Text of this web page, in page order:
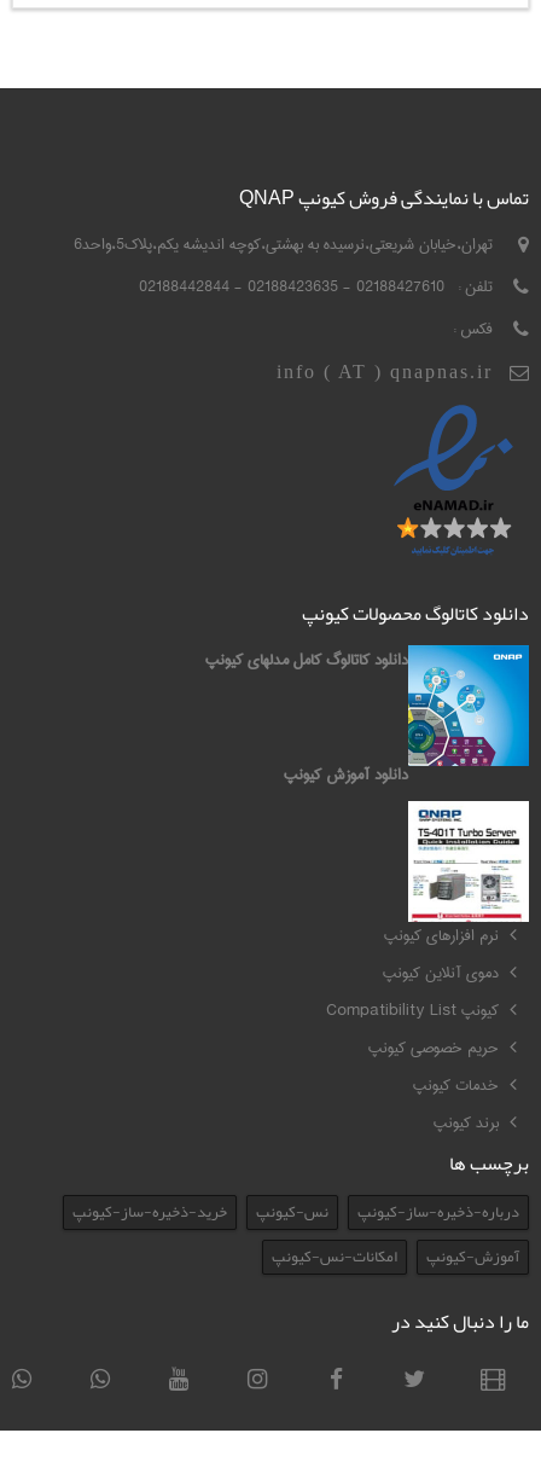
تماس با نمایندگی فروش کیونپ QNAP
تهران،خیابان شریعتی،نرسیده به بهشتی،کوچه اندیشه یکم،پلاک5،واحد6
تلفن : 02188427610 - 02188423635 - 02188442844
فکس :
info ( AT ) qnapnas.ir
دانلود کاتالوگ محصولات کیونپ
دانلود کاتالوگ کامل مدلهای کیونپ
دانلود آموزش کیونپ
کیونپ QNAP
نرم افزارهای کیونپ
دموی آنلاین کیونپ
کیونپ Compatibility List
حریم خصوصی کیونپ
خدمات کیونپ
برند کیونپ
برچسب ها
درباره-ذخیره-ساز-کیونپ نس-کیونپ
خرید-ذخیره-ساز-کیونپ
آموزش-کیونپ
امکانات-نس-کیونپ
ما را دنبال کنید در